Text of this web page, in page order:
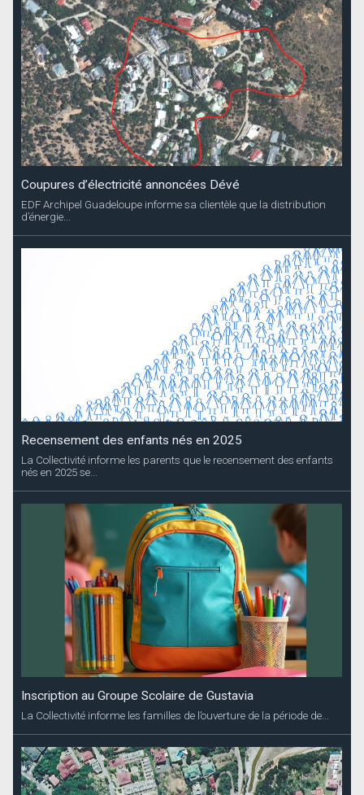
Coupures d’électricité annoncées Dévé
EDF Archipel Guadeloupe informe sa clientèle que la distribution
d’énergie...
Recensement des enfants nés en 2025
La Collectivité informe les parents que le recensement des enfants
nés en 2025 se...
Inscription au Groupe Scolaire de Gustavia
La Collectivité informe les familles de l’ouverture de la période de...